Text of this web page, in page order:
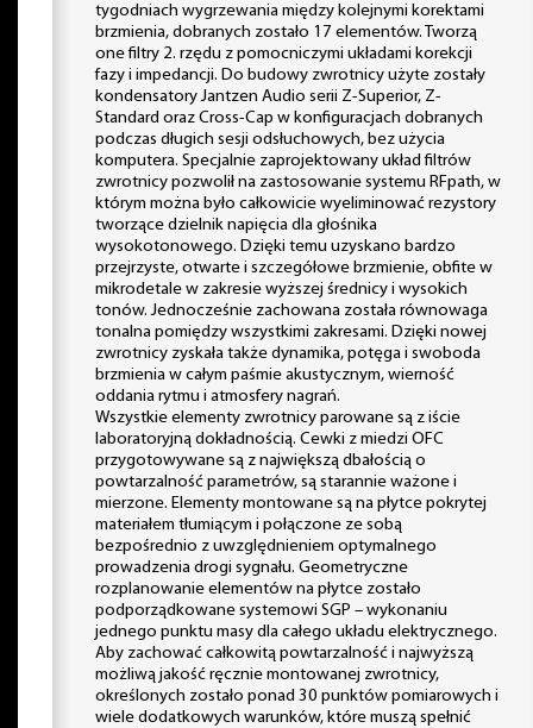
tygodniach wygrzewania między kolejnymi korektami
brzmienia, dobranych zostało 17 elementów. Tworzą
one filtry 2. rzędu z pomocniczymi układami korekcji
fazy i impedancji. Do budowy zwrotnicy użyte zostały
kondensatory Jantzen Audio serii Z-Superior, Z-
Standard oraz Cross-Cap w konfiguracjach dobranych
podczas długich sesji odsłuchowych, bez użycia
komputera. Specjalnie zaprojektowany układ filtrów
zwrotnicy pozwolił na zastosowanie systemu RFpath, w
którym można było całkowicie wyeliminować rezystory
tworzące dzielnik napięcia dla głośnika
wysokotonowego. Dzięki temu uzyskano bardzo
przejrzyste, otwarte i szczegółowe brzmienie, obfite w
mikrodetale w zakresie wyższej średnicy i wysokich
tonów. Jednocześnie zachowana została równowaga
tonalna pomiędzy wszystkimi zakresami. Dzięki nowej
zwrotnicy zyskała także dynamika, potęga i swoboda
brzmienia w całym paśmie akustycznym, wierność
oddania rytmu i atmosfery nagrań.
Wszystkie elementy zwrotnicy parowane są z iście
laboratoryjną dokładnością. Cewki z miedzi OFC
przygotowywane są z największą dbałością o
powtarzalność parametrów, są starannie ważone i
mierzone. Elementy montowane są na płytce pokrytej
materiałem tłumiącym i połączone ze sobą
bezpośrednio z uwzględnieniem optymalnego
prowadzenia drogi sygnału. Geometryczne
rozplanowanie elementów na płytce zostało
podporządkowane systemowi SGP – wykonaniu
jednego punktu masy dla całego układu elektrycznego.
Aby zachować całkowitą powtarzalność i najwyższą
możliwą jakość ręcznie montowanej zwrotnicy,
określonych zostało ponad 30 punktów pomiarowych i
wiele dodatkowych warunków, które muszą spełnić